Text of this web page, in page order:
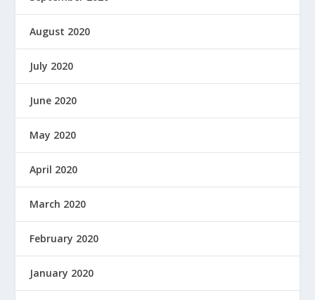
August 2020
July 2020
June 2020
May 2020
April 2020
March 2020
February 2020
January 2020